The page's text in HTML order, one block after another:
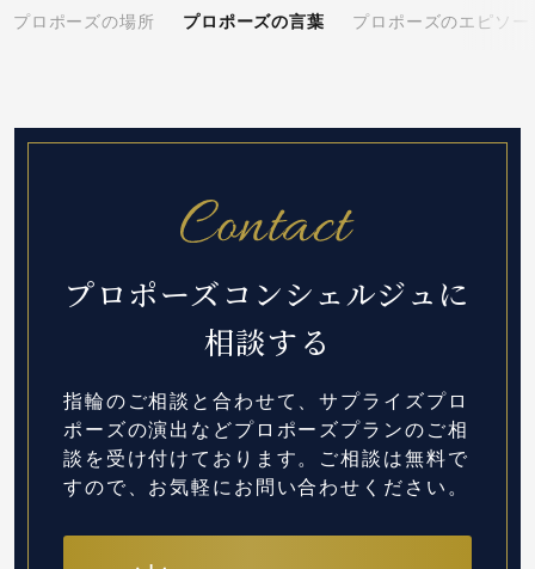
プロポーズの場所 プロポーズの言葉 プロポーズのエピソー
プロポーズコンシェルジュに
相談する
指輪のご相談と合わせて、サプライズプロ
ポーズの演出などプロポーズプランのご相
談を受け付けております。 ご相談は無料で
すので、お気軽にお問い合わせください。